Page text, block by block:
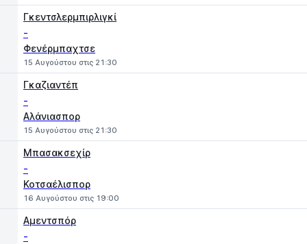
Γκεντσλερμπιρλιγκί
-
Φενέρμπαχτσε
15 Αυγούστου στις 21:30
Γκαζιαντέπ
-
Αλάνιασπορ
15 Αυγούστου στις 21:30
Μπασακσεχίρ
-
Κοτσαέλισπορ
16 Αυγούστου στις 19:00
Αμεντσπόρ
-